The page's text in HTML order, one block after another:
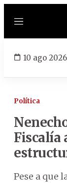
Menú
10 ago 2026
Política
Fiscalía
Pese a que